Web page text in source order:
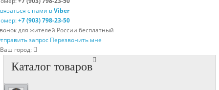
с нами вViber
+7 (903) 798-23-50
для жителей России бесплатный
запрос Перезвонить мне
Ваш город:
Каталог товаров